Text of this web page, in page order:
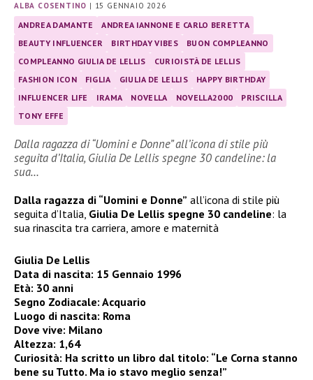
ALBA COSENTINO | 15 GENNAIO 2026
ANDREA DAMANTE
ANDREA IANNONE E CARLO BERETTA
BEAUTY INFLUENCER
BIRTHDAY VIBES
BUON COMPLEANNO
COMPLEANNO GIULIA DE LELLIS
CURIOISTÀ DE LELLIS
FASHION ICON
FIGLIA GIULIA DE LELLIS
HAPPY BIRTHDAY
INFLUENCER LIFE
IRAMA NOVELLA NOVELLA2000
PRISCILLA
TONY EFFE
Dalla ragazza di “Uomini e Donne” all’icona di stile più
seguita d’Italia, Giulia De Lellis spegne 30 candeline: la
sua…
Dalla ragazza di “Uomini e Donne” all’icona di stile più
seguita d’Italia, Giulia De Lellis spegne 30 candeline: la
sua rinascita tra carriera, amore e maternità
Giulia De Lellis
Data di nascita: 15 Gennaio 1996
Età: 30 anni
Segno Zodiacale: Acquario
Luogo di nascita: Roma
Dove vive: Milano
Altezza: 1,64
Curiosità: Ha scritto un libro dal titolo: “Le Corna stanno
bene su Tutto. Ma io stavo meglio senza!”